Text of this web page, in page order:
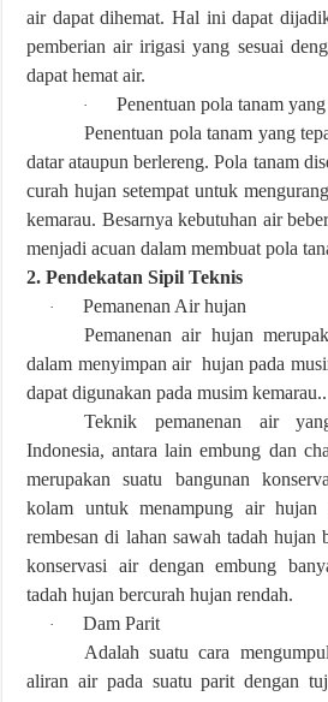
air dapat dihemat. Hal ini dapat
pemberian air irigasi yang sesuai
dapat hemat air.
·
Penentuan pola tanam
Penentuan pola tanam yang
datar ataupun berlereng. Pola tanam
curah hujan setempat untuk
kemarau. Besarnya kebutuhan air
menjadi acuan dalam membuat pola
2. Pendekatan Sipil Teknis
·
Pemanenan Air hujan
Pemanenan air hujan
dalam menyimpan air hujan pada
dapat digunakan pada musim kemarau..
Teknik pemanenan air
Indonesia, antara lain embung dan
merupakan suatu bangunan
kolam untuk menampung air
rembesan di lahan sawah tadah hujan
konservasi air dengan embung
tadah hujan bercurah hujan rendah.
·
Dam Parit
Adalah suatu cara
aliran air pada suatu parit dengan